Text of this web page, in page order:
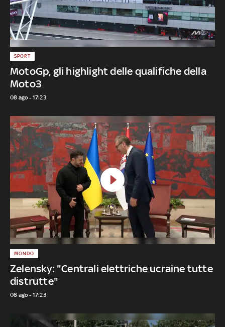
MotoGp, gli highlight delle qualifiche della
Moto3
SPORT
08 ago - 17:23
Zelensky: "Centrali elettriche ucraine tutte
distrutte"
MONDO
08 ago - 17:23